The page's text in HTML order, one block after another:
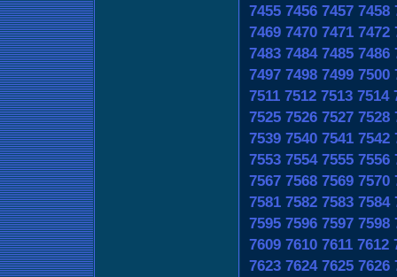
7455 7456 7457 7458
7469 7470 7471 7472
7483 7484 7485 7486
7497 7498 7499 7500
7511 7512 7513 7514
7525 7526 7527 7528
7539 7540 7541 7542
7553 7554 7555 7556
7567 7568 7569 7570
7581 7582 7583 7584
7595 7596 7597 7598
7609 7610 7611 7612
7623 7624 7625 7626